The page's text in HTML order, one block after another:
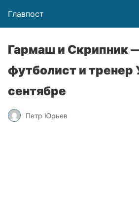
Главпост
Гармаш и Скрипник
футболист и тренер
сентябре
Петр Юрьев